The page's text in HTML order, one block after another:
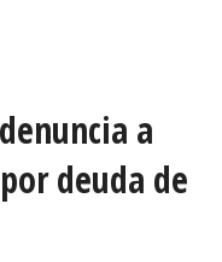
a
deuda de